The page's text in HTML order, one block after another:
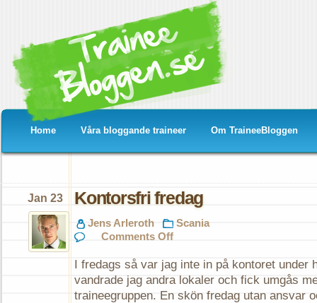
Home Våra bloggande traineer Om TraineeBloggen
Kontorsfri fredag
Jan 23
Jens Arleroth
Scania
Comments Off
I fredags så var jag inte in på kontoret under
vandrade jag andra lokaler och fick umgås
traineegruppen. En skön fredag utan ansvar